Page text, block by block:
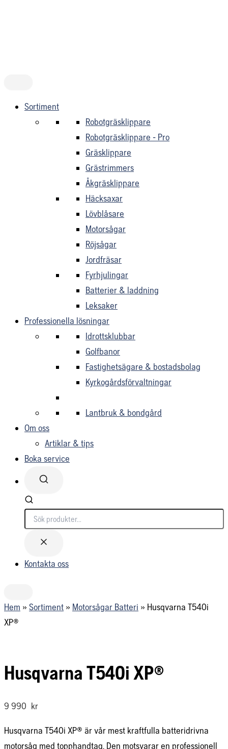
Sortiment
Robotgräsklippare
Robotgräsklippare - Pro
Gräsklippare
Grästrimmers
Åkgräsklippare
Häcksaxar
Lövblåsare
Motorsågar
Röjsågar
Jordfräsar
Fyrhjulingar
Batterier & laddning
Leksaker
Professionella lösningar
Idrottsklubbar
Golfbanor
Fastighetsägare & bostadsbolag
Kyrkogårdsförvaltningar
Lantbruk & bondgård
Om oss
Artiklar & tips
Boka service
Söker...
Kontakta oss
Hem » Sortiment » Motorsågar Batteri » Husqvarna T540i
XP®
Husqvarna T540i XP®
9 990 kr
Husqvarna T540i XP® är vår mest kraftfulla batteridrivna
motorsåg med topphandtag. Den motsvarar en professionell